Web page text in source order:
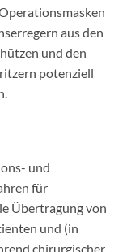
aus den
und den
potenziell
und
für
Übertragung von
und (in
chirurgischer